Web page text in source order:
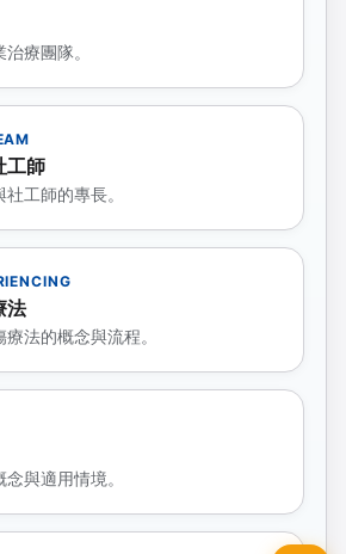
療團隊。
工師
工師的專長。
法
法的概念與流程。
與適用情境。